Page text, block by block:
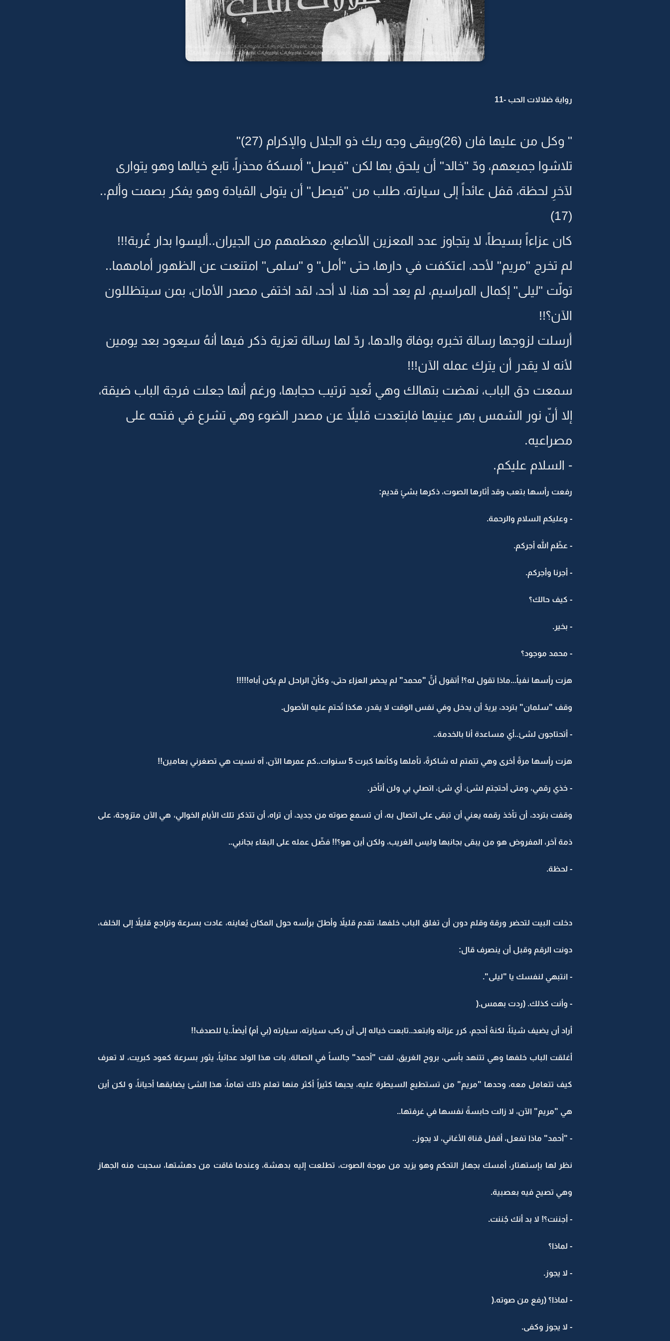
رواية ضلالات الحب -11
" وكل من عليها فان (26)ويبقى وجه ربك ذو الجلال والإكرام (27)"
تلاشوا جميعهم، ودّ "خالد" أن يلحق بها لكن "فيصل" أمسكهُ محذراً، تابع خيالها وهو يتوارى
لآخرِ لحظة، قفل عائداً إلى سيارته، طلب من "فيصل" أن يتولى القيادة وهو يفكر بصمت وألم..
(17)
كان عزاءاً بسيطاً، لا يتجاوز عدد المعزين الأصابع، معظمهم من الجيران..أليسوا بدار غُربة!!!
لم تخرج "مريم" لأحد، اعتكفت في دارها، حتى "أمل" و "سلمى" امتنعت عن الظهور أمامهما..
تولّت "ليلى" إكمال المراسيم، لم يعد أحد هنا، لا أحد، لقد اختفى مصدر الأمان، بمن سيتظللون
الآن؟!!
أرسلت لزوجها رسالة تخبره بوفاة والدها، ردّ لها رسالة تعزية ذكر فيها أنهُ سيعود بعد يومين
لأنه لا يقدر أن يترك عمله الآن!!!
سمعت دق الباب، نهضت بتهالك وهي تُعيد ترتيب حجابها، ورغم أنها جعلت فرجة الباب ضيقة،
إلا أنّ نور الشمس بهر عينيها فابتعدت قليلاً عن مصدر الضوء وهي تشرع في فتحه على
مصراعيه.
- السلام عليكم.
رفعت رأسها بتعب وقد أثارها الصوت، ذكرها بشئٍ قديم:
- وعليكم السلام والرحمة.
- عظّم الله أجركم.
- أجرنا وأجركم.
- كيف حالك؟
- بخير.
- محمد موجود؟
هزت رأسها نفياً...ماذا تقول له؟! أتقول أنًّ "محمد" لم يحضر العزاء حتى، وكأنّ الراحل لم يكن أباه!!!!!
وقف "سلمان" بتردد، يريدُ أن يدخل وفي نفس الوقت لا يقدر، هكذا تُحتم عليه الأصول.
- أتحتاجون لشئ..أي مساعدة أنا بالخدمة..
هزت رأسها مرةً أخرى وهي تتمتم له شاكرةً، تأملها وكأنها كبرت 5 سنوات..كم عمرها الآن، آه نسيت هي تصغرني بعامين!!
- خذي رقمي، ومتى أحتجتم لشئ، أي شئ، اتصلي بي ولن أتأخر.
وقفت بتردد، أن تأخذ رقمه يعني أن تبقى على اتصال به، أن تسمع صوته من جديد، أن تراه، أن تتذكر تلك الأيام الخوالي، هي الآن متزوجة، على
ذمة آخر، المفروض هو من يبقى بجانبها وليس الغريب، ولكن أين هو؟!! فضّل عمله على البقاء بجانبي..
- لحظة.
دخلت البيت لتحضر ورقة وقلم دون أن تغلق الباب خلفها، تقدم قليلاً وأطلّ برأسه حول المكان يُعاينه، عادت بسرعة وتراجع قليلاً إلى الخلف،
دونت الرقم وقبل أن ينصرف قال:
- انتبهي لنفسك يا "ليلى".
- وأنت كذلك. (ردت بهمس.(
أراد أن يضيف شيئاً، لكنهُ أحجم، كرر عزائه وابتعد..تابعت خياله إلى أن ركب سيارته، سيارته (بي أم) أيضاً..يا للصدف!!
أغلقت الباب خلفها وهي تتنهد بأسى، بروح الغريق، لقت "أحمد" جالساً في الصالة، بات هذا الولد عدائياً، يثور بسرعة كعود كبريت، لا تعرف
كيف تتعامل معه، وحدها "مريم" من تستطيع السيطرة عليه، يحبها كثيراً أكثر منها تعلم ذلك تماماً، هذا الشئ يضايقها أحياناً، و لكن أين
هي "مريم" الآن، لا زالت حابسةً نفسها في غرفتها..
- "أحمد" ماذا تفعل، أقفل قناة الأغاني، لا يجوز..
نظر لها بإستهتار، أمسك بجهاز التحكم وهو يزيد من موجة الصوت، تطلعت إليه بدهشة، وعندما فاقت من دهشتها، سحبت منه الجهاز
وهي تصيح فيه بعصبية.
- أجننت؟! لا بد أنك جُننت.
- لماذا؟
- لا يجوز.
- لماذا؟ (رفع من صوته.(
- لا يجوز وكفى.